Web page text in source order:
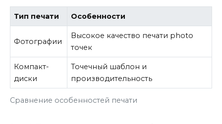
Сравнение особенностей печати
Тип печати Особенности
Фотографии
Высокое качество печати photo
точек
Компакт-
диски
Точечный шаблон и
производительность